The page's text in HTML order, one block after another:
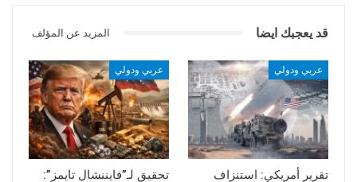
قد يعجبك ايضا المزيد عن المؤلف
عربي ودولي
تقرير أمريكي: استنزاف
عربي ودولي
تحقيق لـ”فايننشال تايمز”: